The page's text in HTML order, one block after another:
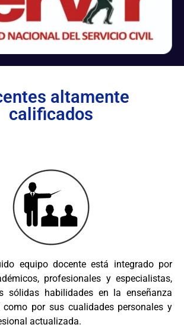
altamente
calificados
equipo docente está integrado por
profesionales y especialistas,
sólidas habilidades en la enseñanza
como por sus cualidades personales y
actualizada.